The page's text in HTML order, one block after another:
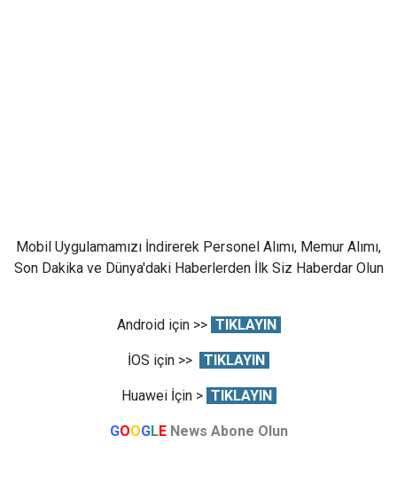
Mobil Uygulamamızı İndirerek Personel Alımı, Memur Alımı,
Son Dakika ve Dünya'daki Haberlerden İlk Siz Haberdar Olun
Android için >> TIKLAYIN
İOS için >> TIKLAYIN
Huawei İçin > TIKLAYIN
GOOGLE News Abone Olun